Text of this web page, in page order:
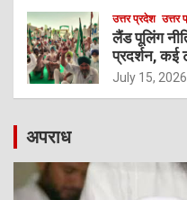
उत्तर प्रदेश उत्तर
लैंड पूलिंग
प्रदर्शन, कई
July 15, 2026
अपराध